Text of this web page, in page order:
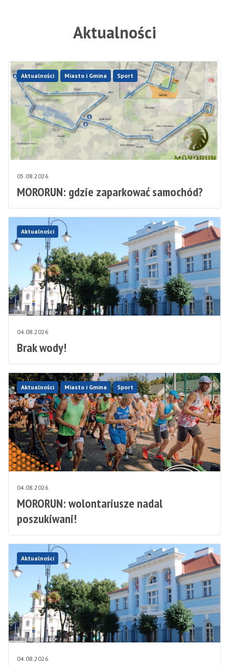
Aktualności
Aktualności Miasto i Gmina Sport
05.08.2026
MORORUN: gdzie zaparkować samochód?
Aktualności
04.08.2026
Brak wody!
Aktualności Miasto i Gmina Sport
04.08.2026
MORORUN: wolontariusze nadal
poszukiwani!
Aktualności
04.08.2026